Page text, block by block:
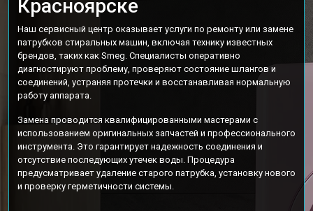
Красноярске
Наш сервисный центр оказывает услуги по ремонту или замене
патрубков стиральных машин, включая технику известных
брендов, таких как Smeg. Специалисты оперативно
диагностируют проблему, проверяют состояние шлангов и
соединений, устраняя протечки и восстанавливая нормальную
работу аппарата.
Замена проводится квалифицированными мастерами с
использованием оригинальных запчастей и профессионального
инструмента. Это гарантирует надежность соединения и
отсутствие последующих утечек воды. Процедура
предусматривает удаление старого патрубка, установку нового
и проверку герметичности системы.